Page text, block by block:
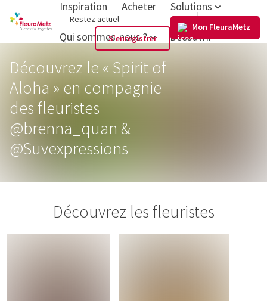
Inspiration Acheter Solutions
Qui sommes-nous ? Découvrir
S'enregistrer
Mon FleuraMetz
Restez actuel FR
Découvrez le « Spirit of
Aloha » en compagnie
des fleuristes
@brenna_quan &
@Suvexpressions
Découvrez les fleuristes